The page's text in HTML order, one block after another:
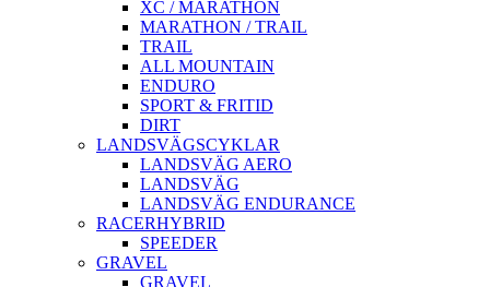
XC / MARATHON
MARATHON / TRAIL
TRAIL
ALL MOUNTAIN
ENDURO
SPORT & FRITID
DIRT
LANDSVÄGSCYKLAR
LANDSVÄG AERO
LANDSVÄG
LANDSVÄG ENDURANCE
RACERHYBRID
SPEEDER
GRAVEL
GRAVEL